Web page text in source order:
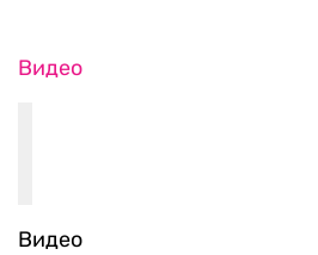
Видео
Видео